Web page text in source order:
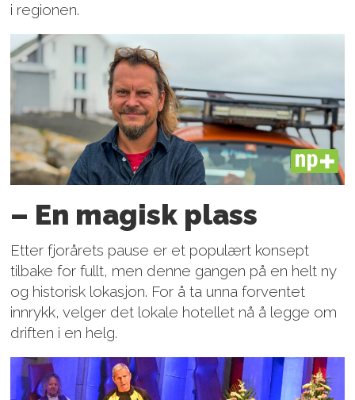
i regionen.
PLUS
– En magisk plass
Etter fjorårets pause er et populært konsept
tilbake for fullt, men denne gangen på en helt ny
og historisk lokasjon. For å ta unna forventet
innrykk, velger det lokale hotellet nå å legge om
driften i en helg.